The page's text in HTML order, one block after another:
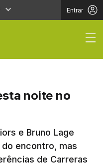
Entrar
se
noite no
e Bruno Lage
encontro, mas
de Carreras